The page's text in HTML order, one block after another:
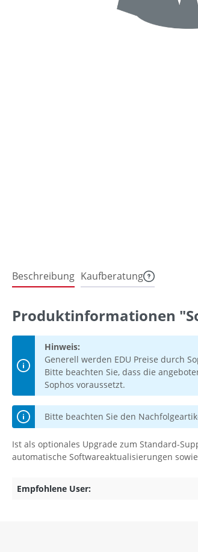
Beschreibung Kaufberatung
Produktinformationen
Hinweis:
Generell werden EDU Preise durch
Bitte beachten Sie, dass die
Sophos voraussetzt.
Bitte beachten Sie den
Ist als optionales Upgrade zum Standard-
automatische Softwareaktualisierungen
Empfohlene User: